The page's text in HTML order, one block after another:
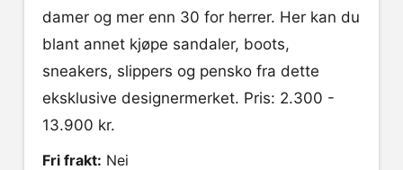
damer og mer enn 30 for herrer. Her kan du
blant annet kjøpe sandaler, boots,
sneakers, slippers og pensko fra dette
eksklusive designermerket. Pris: 2.300 -
13.900 kr.
Fri frakt: Nei